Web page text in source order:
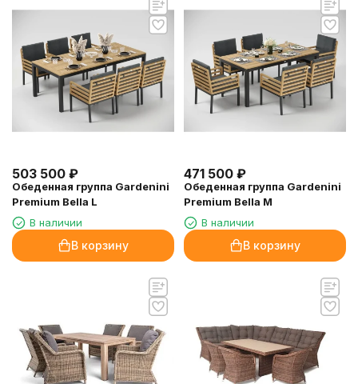
503 500 ₽
Обеденная группа Gardenini
Premium Bella L
В наличии
В корзину
471 500 ₽
Обеденная группа Gardenini
Premium Bella M
В наличии
В корзину